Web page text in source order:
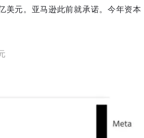
美元。亚马逊此前就承诺。今年资本